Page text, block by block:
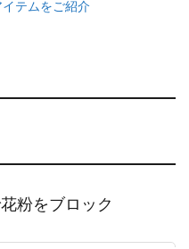
テムをご紹介
粉をブロック